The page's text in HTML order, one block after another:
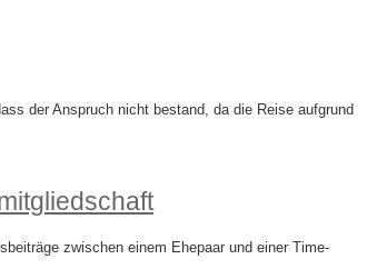
der Anspruch nicht bestand, da die Reise aufgrund
zwischen einem Ehepaar und einer Time-